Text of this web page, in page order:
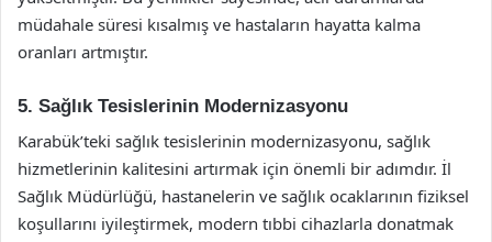
müdahale süresi kısalmış ve hastaların hayatta kalma
oranları artmıştır.
5. Sağlık Tesislerinin Modernizasyonu
Karabük’teki sağlık tesislerinin modernizasyonu, sağlık
hizmetlerinin kalitesini artırmak için önemli bir adımdır. İl
Sağlık Müdürlüğü, hastanelerin ve sağlık ocaklarının fiziksel
koşullarını iyileştirmek, modern tıbbi cihazlarla donatmak